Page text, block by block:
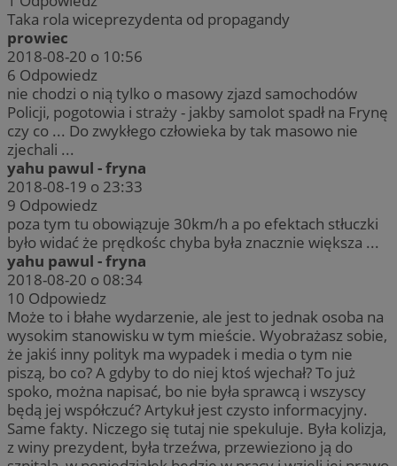
Taka rola wiceprezydenta od propagandy
prowiec
2018-08-20 o 10:56
6 Odpowiedz
nie chodzi o nią tylko o masowy zjazd samochodów
Policji, pogotowia i straży - jakby samolot spadł na Frynę
czy co ... Do zwykłego człowieka by tak masowo nie
zjechali ...
yahu pawul - fryna
2018-08-19 o 23:33
9 Odpowiedz
poza tym tu obowiązuje 30km/h a po efektach stłuczki
było widać że prędkośc chyba była znacznie większa ...
yahu pawul - fryna
2018-08-20 o 08:34
10 Odpowiedz
Może to i błahe wydarzenie, ale jest to jednak osoba na
wysokim stanowisku w tym mieście. Wyobrażasz sobie,
że jakiś inny polityk ma wypadek i media o tym nie
piszą, bo co? A gdyby to do niej ktoś wjechał? To już
spoko, można napisać, bo nie była sprawcą i wszyscy
będą jej współczuć? Artykuł jest czysto informacyjny.
Same fakty. Niczego się tutaj nie spekuluje. Była kolizja,
z winy prezydent, była trzeźwa, przewieziono ją do